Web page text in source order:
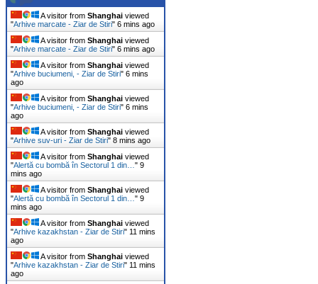
A visitor from Shanghai viewed
"Arhive marcate - Ziar de Stiri" 6 mins ago
A visitor from Shanghai viewed
"Arhive marcate - Ziar de Stiri" 6 mins ago
A visitor from Shanghai viewed
"Arhive buciumeni, - Ziar de Stiri" 6 mins
ago
A visitor from Shanghai viewed
"Arhive buciumeni, - Ziar de Stiri" 6 mins
ago
A visitor from Shanghai viewed
"Arhive suv-uri - Ziar de Stiri" 8 mins ago
A visitor from Shanghai viewed
"Alertă cu bombă în Sectorul 1 din… " 9
mins ago
A visitor from Shanghai viewed
"Alertă cu bombă în Sectorul 1 din… " 9
mins ago
A visitor from Shanghai viewed
"Arhive kazakhstan - Ziar de Stiri" 11 mins
ago
A visitor from Shanghai viewed
"Arhive kazakhstan - Ziar de Stiri" 11 mins
ago